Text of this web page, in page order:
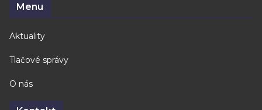
Menu
Aktuality
Tlačové správy
O nás